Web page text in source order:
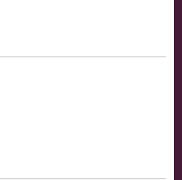
«Новая Россия»
с талантливыми